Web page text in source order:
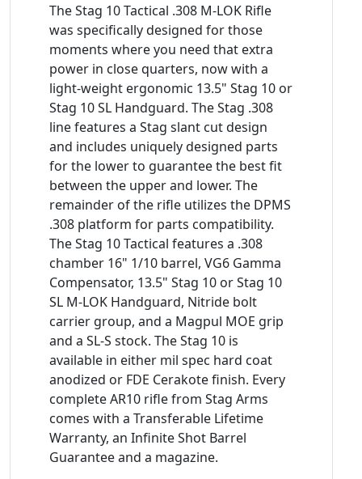
The Stag 10 Tactical .308 M-LOK Rifle
was specifically designed for those
moments where you need that extra
power in close quarters, now with a
light-weight ergonomic 13.5" Stag 10 or
Stag 10 SL Handguard. The Stag .308
line features a Stag slant cut design
and includes uniquely designed parts
for the lower to guarantee the best fit
between the upper and lower. The
remainder of the rifle utilizes the DPMS
.308 platform for parts compatibility.
The Stag 10 Tactical features a .308
chamber 16" 1/10 barrel, VG6 Gamma
Compensator, 13.5" Stag 10 or Stag 10
SL M-LOK Handguard, Nitride bolt
carrier group, and a Magpul MOE grip
and a SL-S stock. The Stag 10 is
available in either mil spec hard coat
anodized or FDE Cerakote finish. Every
complete AR10 rifle from Stag Arms
comes with a Transferable Lifetime
Warranty, an Infinite Shot Barrel
Guarantee and a magazine.